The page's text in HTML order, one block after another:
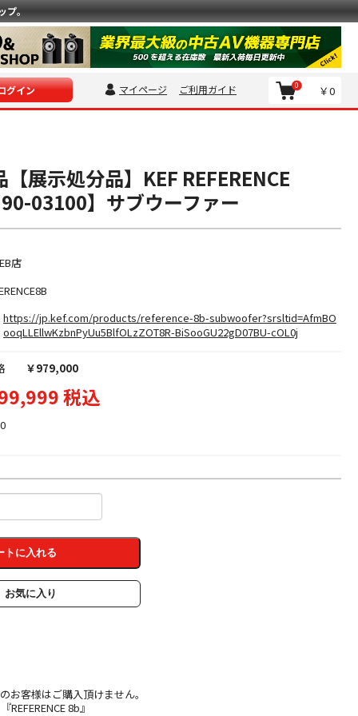
。
グイン マイページ ご利用ガイド ￥0
0
展示処分品】KEF REFERENCE
03100】サブウーファー
店
https://jp.kef.com/products/reference-8b-subwoofer?srsltid=AfmBO
ooqLLEllwKzbnPyUu5BlfOLzZOT8R-BiSooGU22gD07BU-cOL0j
￥979,000
税込
トに入れる
お気に入り
お客様はご購入頂けません。
8b』